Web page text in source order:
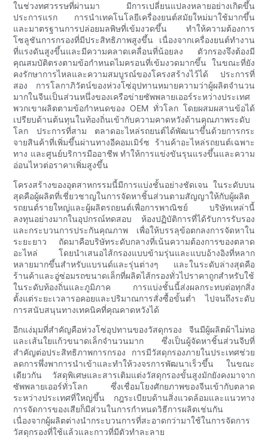
ในช่วงทศวรรษที่ผ่านมา มีการเปลี่ยนแปลงหลายอย่างเกิดขึ้น
ประการแรก การนำเทคโนโลยีเครื่องยนต์สมัยใหม่มาใช้มากขึ้น
และมาตรฐานการปล่อยมลพิษที่เข้มงวดขึ้น ทำให้ความต้องการ
โซลูชันการกรองที่มีประสิทธิภาพสูงขึ้น เนื่องจากเครื่องยนต์ทำงาน
ที่แรงดันสูงขึ้นและมีความคลาดเคลื่อนที่น้อยลง ตัวกรองจึงต้องมี
คุณสมบัติตรงตามข้อกำหนดไมครอนที่เข้มงวดมากขึ้น ในขณะที่ยัง
คงรักษาการไหลและความสมบูรณ์ของโครงสร้างไว้ได้ ประการที่
สอง การโลกาภิวัตน์ของห่วงโซ่อุปทานหมายความว่าผู้ผลิตจำนวน
มากในจีนเป็นส่วนหนึ่งของเครือข่ายซัพพลายเออร์ระหว่างประเทศ
พวกเขาผลิตตามข้อกำหนดของ OEM ทั่วโลก โดยผสมผสานข้อได้
เปรียบด้านต้นทุนในท้องถิ่นเข้ากับความคาดหวังด้านคุณภาพระดับ
โลก ประการที่สาม ตลาดอะไหล่รถยนต์ได้พัฒนาขึ้นด้วยการกระ
จายสินค้าที่เพิ่มขึ้นผ่านทางอีคอมเมิร์ซ ร้านค้าอะไหล่รถยนต์เฉพาะ
ทาง และศูนย์บริการมืออาชีพ ทำให้การแข่งขันรุนแรงขึ้นและความ
อ่อนไหวต่อราคาเพิ่มสูงขึ้น
โครงสร้างของอุตสาหกรรมนี้มีการแบ่งชั้นอย่างชัดเจน ในระดับบน
สุดคือผู้ผลิตที่เชี่ยวชาญในการจัดหาชิ้นส่วนตามสัญญาให้กับผู้ผลิต
รถยนต์รายใหญ่และผู้ผลิตรถยนต์เพื่อการพาณิชย์ บริษัทเหล่านี้
ลงทุนอย่างมากในอุปกรณ์ทดสอบ ห้องปฏิบัติการที่ได้รับการรับรอง
และกระบวนการประกันคุณภาพ เพื่อให้บรรลุข้อตกลงการจัดหาใน
ระยะยาว ถัดมาคือบริษัทระดับกลางที่เน้นความต้องการของตลาด
อะไหล่ โดยนำเสนอไส้กรองแบบข้ามรุ่นและแบบอ้างอิงที่หลาก
หลายมากขึ้นสำหรับแบรนด์และรุ่นต่างๆ และในระดับล่างสุดคือ
ร้านค้าและอู่ซ่อมรถขนาดเล็กที่ผลิตไส้กรองทั่วไปราคาถูกสำหรับใช้
ในระดับท้องถิ่นและภูมิภาค การแบ่งชั้นนี้ส่งผลกระทบต่อทุกสิ่ง
ตั้งแต่ระยะเวลารอคอยและปริมาณการสั่งซื้อขั้นต่ำ ไปจนถึงระดับ
การสนับสนุนทางเทคนิคที่คุณคาดหวังได้
อีกแง่มุมที่สำคัญคือห่วงโซ่อุปทานของวัสดุกรอง จีนมีผู้ผลิตผ้าไม่ทอ
และเส้นใยแก้วขนาดเล็กจำนวนมาก ซึ่งเป็นผู้จัดหาชิ้นส่วนจีบที่
สำคัญต่อประสิทธิภาพการกรอง การมีวัสดุกรองภายในประเทศช่วย
ลดการพึ่งพาการนำเข้าและทำให้วงจรการพัฒนาเร็วขึ้น ในขณะ
เดียวกัน วัสดุพิเศษและสารเติมแต่งวัสดุกรองขั้นสูงมักยังคงมาจาก
ซัพพลายเออร์ทั่วโลก ซึ่งเชื่อมโยงศักยภาพของจีนเข้ากับตลาด
ระหว่างประเทศที่ใหญ่ขึ้น กฎระเบียบด้านสิ่งแวดล้อมและแนวทาง
การจัดการของเสียก็มีส่วนในการกำหนดวิธีการผลิตเช่นกัน
เนื่องจากผู้ผลิตต่างนำกระบวนการที่สะอาดกว่ามาใช้ในการจัดการ
วัสดุกรองที่ใช้แล้วและกาวที่มีตัวทำละลาย